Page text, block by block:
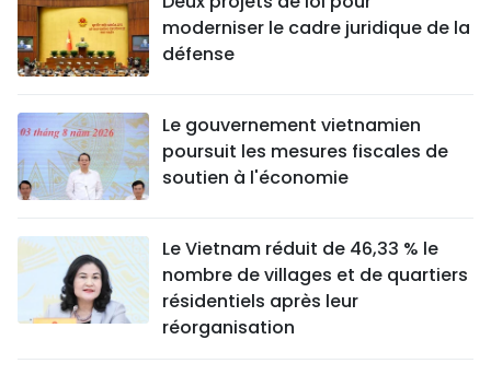
moderniser le cadre juridique de la
défense
Le gouvernement vietnamien
poursuit les mesures fiscales de
soutien à l'économie
Le Vietnam réduit de 46,33 % le
nombre de villages et de quartiers
résidentiels après leur
réorganisation